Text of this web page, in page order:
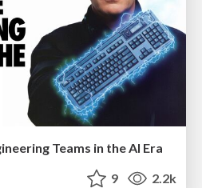
Teams in the AI Era
9 2.2k